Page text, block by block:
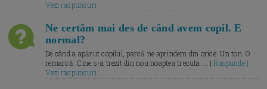
Vezi raspunsuri
Ne certăm mai des de când avem copil. E
normal?
De când a apărut copilul, parcă ne aprindem din orice. Un ton. O
remarcă. Cine s-a trezit din nou noaptea trecuta.... |Raspunde |
Vezi raspunsuri